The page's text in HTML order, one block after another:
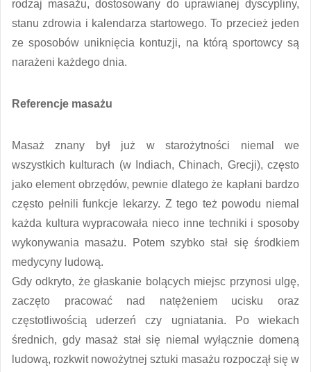
rodzaj masażu, dostosowany do uprawianej dyscypliny,
stanu zdrowia i kalendarza startowego. To przecież jeden
ze sposobów uniknięcia kontuzji, na którą sportowcy są
narażeni każdego dnia.
Referencje masażu
Masaż znany był już w starożytności niemal we
wszystkich kulturach (w Indiach, Chinach, Grecji), często
jako element obrzędów, pewnie dlatego że kapłani bardzo
często pełnili funkcje lekarzy. Z tego też powodu niemal
każda kultura wypracowała nieco inne techniki i sposoby
wykonywania masażu. Potem szybko stał się środkiem
medycyny ludową.
Gdy odkryto, że głaskanie bolących miejsc przynosi ulgę,
zaczęto pracować nad natężeniem ucisku oraz
częstotliwością uderzeń czy ugniatania. Po wiekach
średnich, gdy masaż stał się niemal wyłącznie domeną
ludową, rozkwit nowożytnej sztuki masażu rozpoczął się w